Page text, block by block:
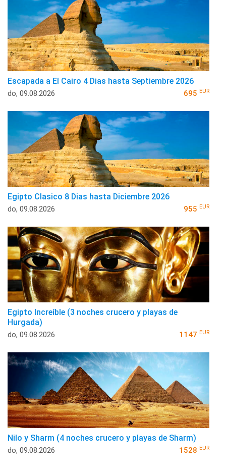
Escapada a El Cairo 4 Dias hasta Septiembre 2026
do, 09.08.2026 695 EUR
Egipto Clasico 8 Dias hasta Diciembre 2026
do, 09.08.2026 955 EUR
Egipto Increíble (3 noches crucero y playas de
Hurgada)
do, 09.08.2026 1147 EUR
Nilo y Sharm (4 noches crucero y playas de Sharm)
do, 09.08.2026 1528 EUR